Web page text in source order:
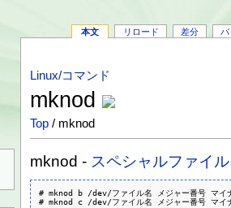
本文 リロード 差分 バ
Linux/コマンド
mknod
Top / mknod
mknod - スペシャルファイル
# mknod b /dev/ファイル名 メジャー番号 マイ
# mknod c /dev/ファイル名 メジャー番号 マイ